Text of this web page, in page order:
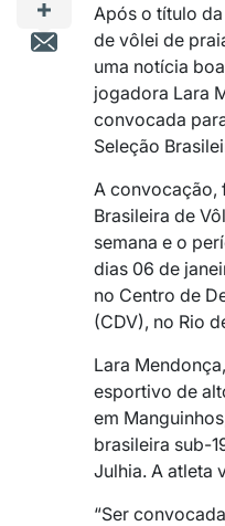
Após o título
de vôlei de
uma notícia
jogadora Lara
convocada
Seleção
A convocação,
Brasileira de
semana e o
dias 06 de
no Centro de
(CDV), no Rio
Lara
esportivo de
em
brasileira sub-
Julhia. A atleta
“Ser